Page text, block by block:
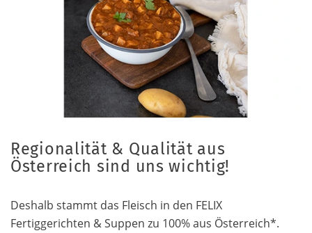
Regionalität & Qualität aus
Österreich sind uns wichtig!
Deshalb stammt das Fleisch in den FELIX
Fertiggerichten & Suppen zu 100% aus Österreich*.